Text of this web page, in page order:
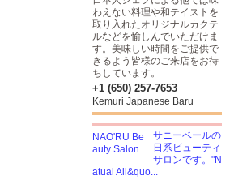
わえない料理や和テイストを
取り入れたオリジナルカクテ
ルなどを愉しんでいただけま
す。美味しい時間をご提供で
きるよう皆様のご来店をお待
ちしています。
+1 (650) 257-7653
Kemuri Japanese Baru
サニーベールの
日系ビューティ
サロンです。"N
atual All&quo...